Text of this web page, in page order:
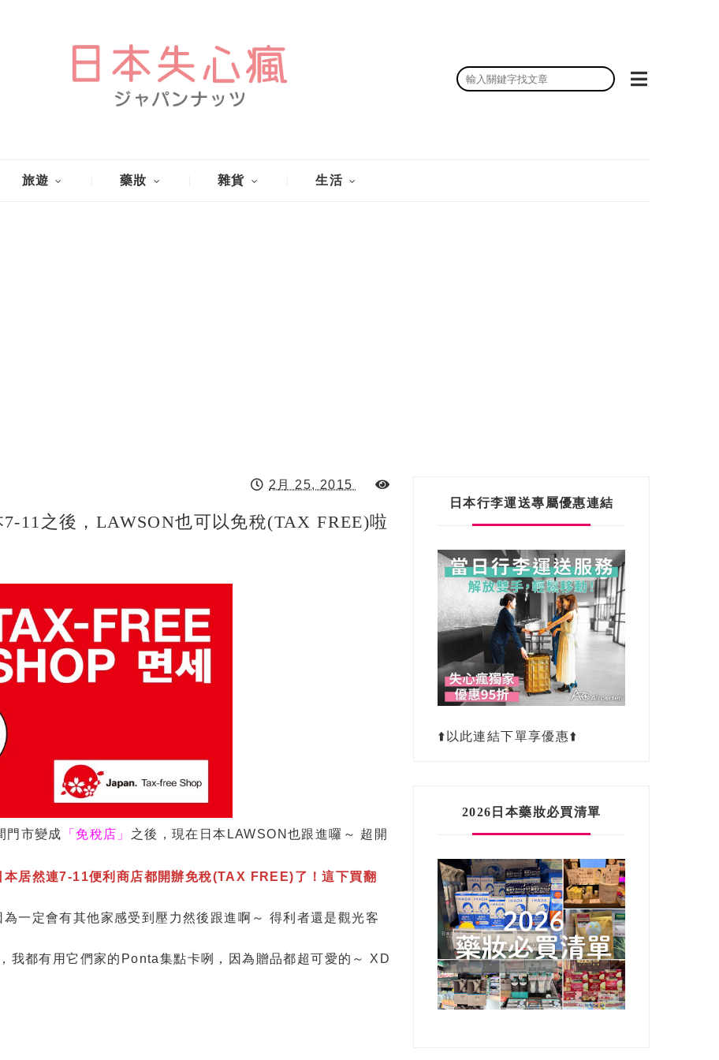
旅遊 藥妝 雜貨 生活
2月 25, 2015
11之後，LAWSON也可以免稅(TAX FREE)啦
門市變成 「免稅店」 之後，現在日本LAWSON也跟進囉～ 超開
本居然連7-11便利商店都開辦免稅(TAX FREE)了！這下買翻
一定會有其他家感受到壓力然後跟進啊～ 得利者還是觀光客
我都有用它們家的Ponta集點卡咧，因為贈品都超可愛的～ XD
日本行李運送專屬優惠連結
⬆️以此連結下單享優惠⬆️
2026日本藥妝必買清單